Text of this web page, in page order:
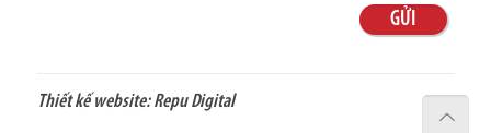
Thiết kế website:Repu Digital